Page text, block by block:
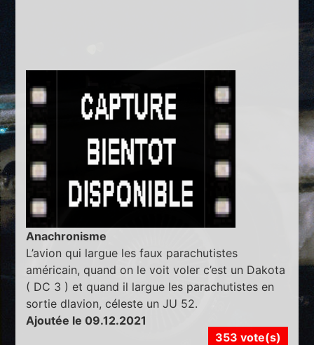
Anachronisme
L’avion qui largue les faux parachutistes
américain, quand on le voit voler c’est un Dakota
( DC 3 ) et quand il largue les parachutistes en
sortie dlavion, céleste un JU 52.
Ajoutée le 09.12.2021
353 vote(s)